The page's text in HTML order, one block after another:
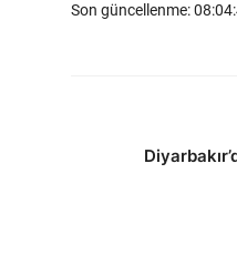
Son güncellenme: